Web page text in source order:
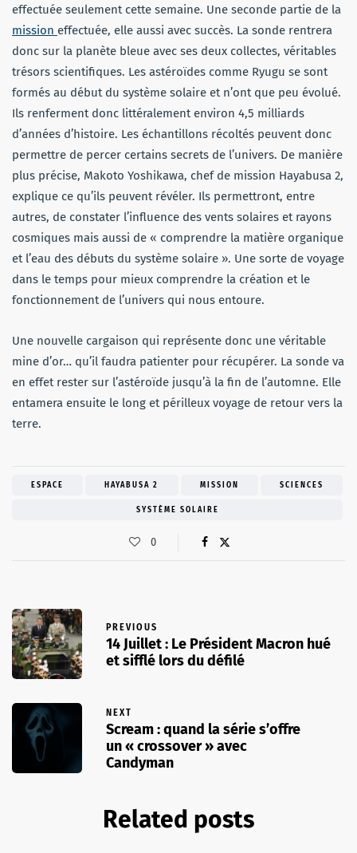
effectuée seulement cette semaine. Une seconde partie de la
mission effectuée, elle aussi avec succès. La sonde rentrera
donc sur la planète bleue avec ses deux collectes, véritables
trésors scientifiques. Les astéroïdes comme Ryugu se sont
formés au début du système solaire et n’ont que peu évolué.
Ils renferment donc littéralement environ 4,5 milliards
d’années d’histoire. Les échantillons récoltés peuvent donc
permettre de percer certains secrets de l’univers. De manière
plus précise, Makoto Yoshikawa, chef de mission Hayabusa 2,
explique ce qu’ils peuvent révéler. Ils permettront, entre
autres, de constater l’influence des vents solaires et rayons
cosmiques mais aussi de « comprendre la matière organique
et l’eau des débuts du système solaire ». Une sorte de voyage
dans le temps pour mieux comprendre la création et le
fonctionnement de l’univers qui nous entoure.
Une nouvelle cargaison qui représente donc une véritable
mine d’or… qu’il faudra patienter pour récupérer. La sonde va
en effet rester sur l’astéroïde jusqu’à la fin de l’automne. Elle
entamera ensuite le long et périlleux voyage de retour vers la
terre.
ESPACE HAYABUSA 2 MISSION SCIENCES
SYSTÈME SOLAIRE
0
PREVIOUS
14 Juillet : Le Président Macron hué
et sifflé lors du défilé
NEXT
Scream : quand la série s’offre
un « crossover » avec
Candyman
Related posts